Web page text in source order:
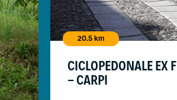
20.5 km
CICLOPEDONALE EX
- CARPI